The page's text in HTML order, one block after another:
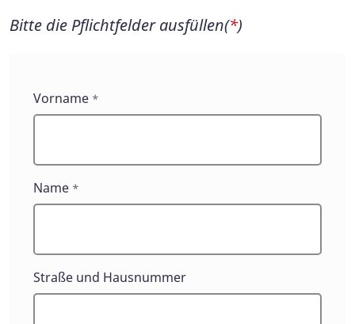
Bitte die Pflichtfelder ausfüllen(*)
Kontaktformulare
Vorname *
Name *
Straße und Hausnummer